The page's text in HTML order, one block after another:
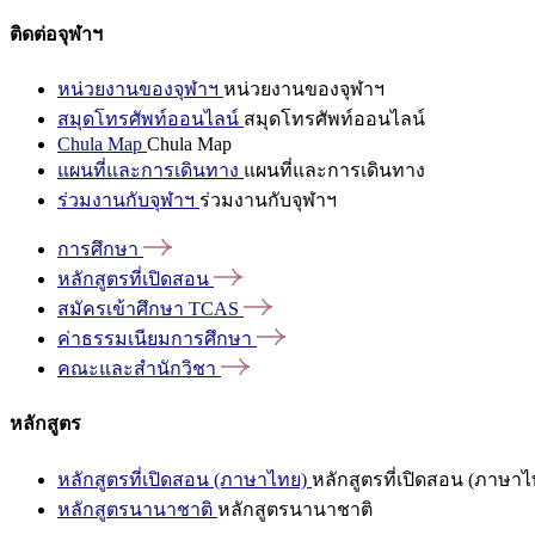
ติดต่อจุฬาฯ
หน่วยงานของจุฬาฯ หน่วยงานของจุฬาฯ
สมุดโทรศัพท์ออนไลน์ สมุดโทรศัพท์ออนไลน์
Chula Map Chula Map
แผนที่และการเดินทาง แผนที่และการเดินทาง
ร่วมงานกับจุฬาฯ ร่วมงานกับจุฬาฯ
การศึกษา
หลักสูตรที่เปิดสอน
สมัครเข้าศึกษา TCAS
ค่าธรรมเนียมการศึกษา
คณะและสำนักวิชา
หลักสูตร
หลักสูตรที่เปิดสอน (ภาษาไทย) หลักสูตรที่เปิดสอน (ภาษาไ
หลักสูตรนานาชาติ หลักสูตรนานาชาติ